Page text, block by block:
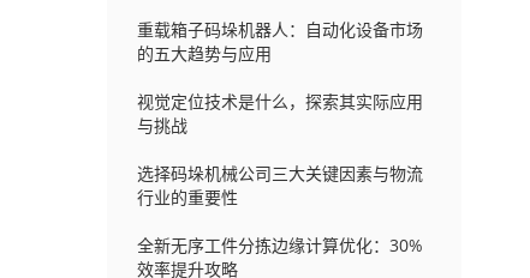
重载箱子码垛机器人：自动化设备市场
的五大趋势与应用
视觉定位技术是什么，探索其实际应用
与挑战
选择码垛机械公司三大关键因素与物流
行业的重要性
全新无序工件分拣边缘计算优化：30%
效率提升攻略